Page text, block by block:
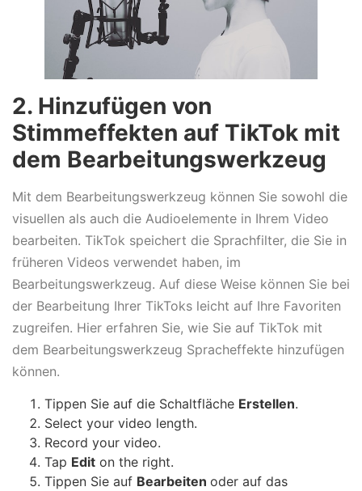
2. Hinzufügen von
Stimmeffekten auf TikTok mit
dem Bearbeitungswerkzeug
Mit dem Bearbeitungswerkzeug können Sie sowohl die
visuellen als auch die Audioelemente in Ihrem Video
bearbeiten. TikTok speichert die Sprachfilter, die Sie in
früheren Videos verwendet haben, im
Bearbeitungswerkzeug. Auf diese Weise können Sie bei
der Bearbeitung Ihrer TikToks leicht auf Ihre Favoriten
zugreifen. Hier erfahren Sie, wie Sie auf TikTok mit
dem Bearbeitungswerkzeug Spracheffekte hinzufügen
können.
Tippen Sie auf die Schaltfläche Erstellen.
Select your video length.
Record your video.
Tap Edit on the right.
Tippen Sie auf Bearbeiten oder auf das